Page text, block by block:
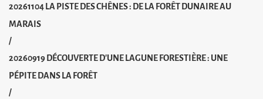
20261104 LA PISTE DES CHÊNES : DE LA FORÊT DUNAIRE AU
MARAIS
/
20260919 DÉCOUVERTE D'UNE LAGUNE FORESTIÈRE : UNE
PÉPITE DANS LA FORÊT
/